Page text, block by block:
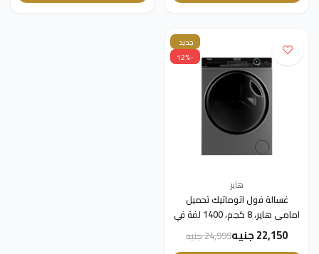
جديد
-12%
هاير
غسالة فول اتوماتيك تحميل
امامى هاير، 8 كجم، 1400 لفة في
الدقيقة، انفرتر بتقنية الدفع
22,150 جنيه 24,999 جنيه